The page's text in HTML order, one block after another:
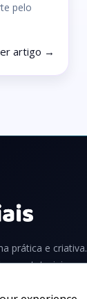
pelo
artigo →
prática e criativa.
com tutoriais,